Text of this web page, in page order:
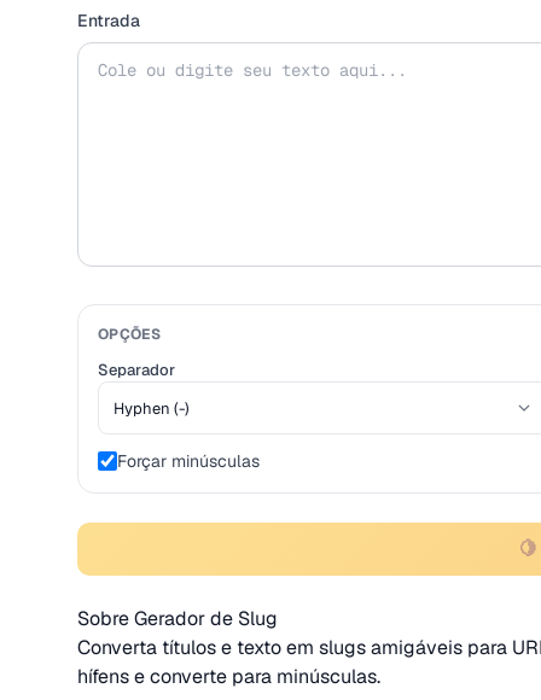
Entrada
OPÇÕES
Separador
Forçar minúsculas
Sobre Gerador de Slug
Converta títulos e texto em slugs amigáveis para
hífens e converte para minúsculas.